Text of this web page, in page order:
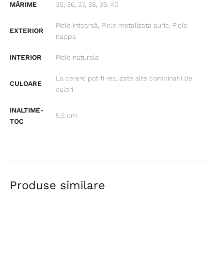
MĂRIME 35, 36, 37, 38, 39, 40
EXTERIOR
Piele întoarsă, Piele metalizata aurie, Piele
nappa
INTERIOR Piele naturala
CULOARE
La cerere pot fi realizate alte combinatii de
culori
INALTIME-
TOC
5,5 cm
Produse similare